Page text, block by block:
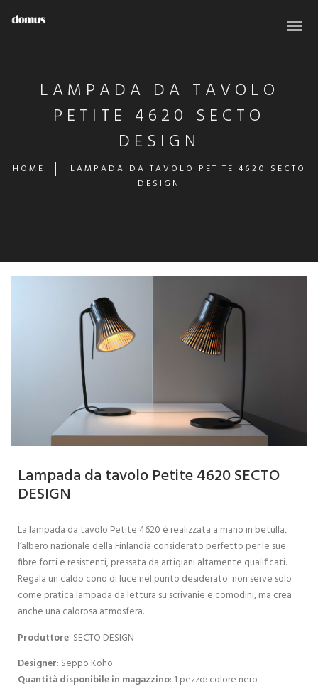
LAMPADA DA TAVOLO
PETITE 4620 SECTO
DESIGN
HOME
LAMPADA DA TAVOLO PETITE 4620 SECTO
DESIGN
Lampada da tavolo Petite 4620 SECTO
DESIGN
La lampada da tavolo Petite 4620 è realizzata a mano in betulla,
l’albero nazionale della Finlandia considerato perfetto per le sue
fibre forti e resistenti, pressata da artigiani altamente qualificati.
Regala un caldo cono di luce nel punto desiderato: non serve solo
come pratica lampada da lettura su scrivanie e comodini, ma crea
anche una calorosa atmosfera.
Produttore: SECTO DESIGN
Designer: Seppo Koho
Quantità disponibile in magazzino: 1 pezzo: colore nero